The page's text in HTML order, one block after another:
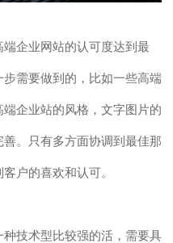
端企业网站的认可度达到最
需要做到的，比如一些高端
企业站的风格，文字图片的
。只有多方面协调到最佳那
客户的喜欢和认可。
技术型比较强的活，需要具